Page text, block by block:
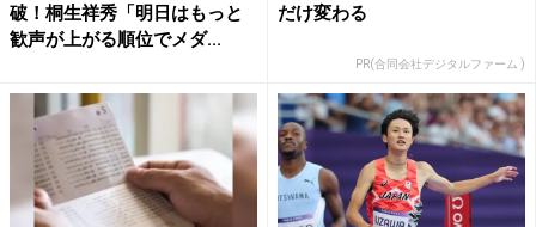
破！桐生祥秀「明日はもっと
歓声が上がる順位でメダ...
だけ変わる
PR(合同会社デジタルファーム )